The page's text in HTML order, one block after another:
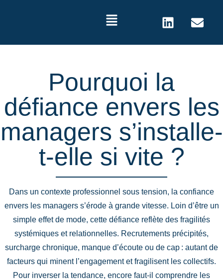
Pourquoi la
défiance envers les
managers s’installe-
t-elle si vite ?
Dans un contexte professionnel sous tension, la confiance
envers les managers s’érode à grande vitesse. Loin d’être un
simple effet de mode, cette défiance reflète des fragilités
systémiques et relationnelles. Recrutements précipités,
surcharge chronique, manque d’écoute ou de cap : autant de
facteurs qui minent l’engagement et fragilisent les collectifs.
Pour inverser la tendance, encore faut-il comprendre les